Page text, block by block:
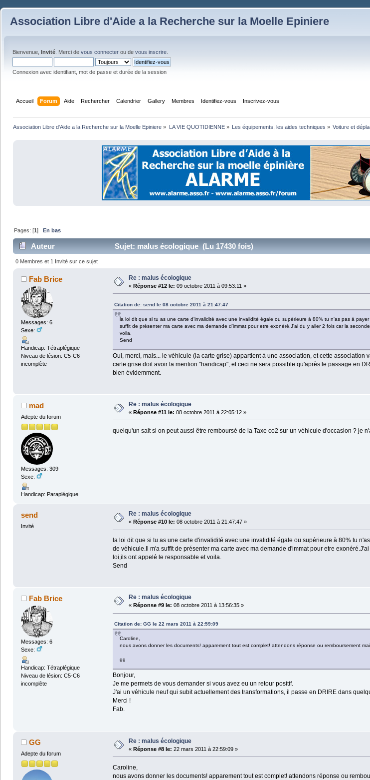
Association Libre d'Aide a la Recherche sur la Moelle Epiniere
Bienvenue, Invité . Merci de vous connecter ou de vous inscrire
Connexion avec identifiant, mot de passe et durée de la session
Accueil Forum Aide Rechercher Calendrier Gallery Membres Identifiez-vous Inscrivez-vous
Association Libre d'Aide a la Recherche sur la Moelle Epiniere » LA VIE QUOTIDIENNE» Les équipements, les aides techniques » Voiture et
Pages: [1] En bas
Auteur Sujet: malus écologique (Lu 17430 fois)
0 Membres et 1 Invité sur ce sujet
Fab Brice
Messages: 6
Sexe:
Handicap: Tétraplégique
Niveau de lésion: C5-C6
incomplète
Re : malus écologique
« Réponse #12 le: 09 octobre 2011 à 09:53:11 »
Citation de: send le 08 octobre 2011 à 21:47:47
la loi dit que si tu as une carte d'invalidité avec une invalidité égale ou supérieure à 80% tu n'as pas à
suffit de présenter ma carte avec ma demande d'immat pour etre exonéré.J'ai du y aller 2 fois car la
voila.
Send
Oui, merci, mais... le véhicule (la carte grise) appartient à une association, et cette association
carte grise doit avoir la mention "handicap", et ceci ne sera possible qu'après le passage en
bien évidemment.
mad
Adepte du forum
Messages: 309
Sexe:
Handicap: Paraplégique
Re : malus écologique
« Réponse #11 le: 08 octobre 2011 à 22:05:12 »
quelqu'un sait si on peut aussi être remboursé de la Taxe co2 sur un véhicule d'occasion ? je
send
Invité
Re : malus écologique
« Réponse #10 le: 08 octobre 2011 à 21:47:47 »
la loi dit que si tu as une carte d'invalidité avec une invalidité égale ou supérieure à 80% tu
de véhicule.Il m'a suffit de présenter ma carte avec ma demande d'immat pour etre
loi,ils ont appelé le responsable et voila.
Send
Fab Brice
Messages: 6
Sexe:
Handicap: Tétraplégique
Niveau de lésion: C5-C6
incomplète
Re : malus écologique
« Réponse #9 le: 08 octobre 2011 à 13:56:35 »
Citation de: GG le 22 mars 2011 à 22:59:09
Caroline,
nous avons donner les documents! apparement tout est complet! attendons réponse ou remboursement
gg
Bonjour,
Je me permets de vous demander si vous avez eu un retour positif.
J'ai un véhicule neuf qui subit actuellement des transformations, il passe en DRIRE dans
Merci !
Fab.
GG
Adepte du forum
Re : malus écologique
« Réponse #8 le: 22 mars 2011 à 22:59:09 »
Caroline,
nous avons donner les documents! apparement tout est complet! attendons réponse ou